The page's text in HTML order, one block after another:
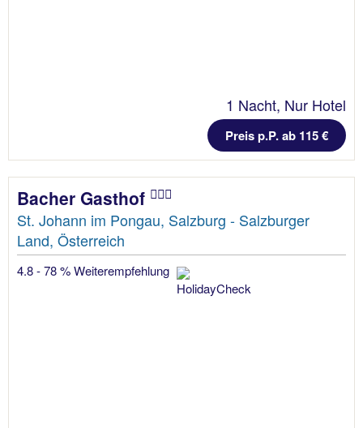
1 Nacht, Nur Hotel
Preis p.P. ab 115 €
Bacher Gasthof
St. Johann im Pongau, Salzburg - Salzburger
Land, Österreich
4.8 - 78 % Weiterempfehlung